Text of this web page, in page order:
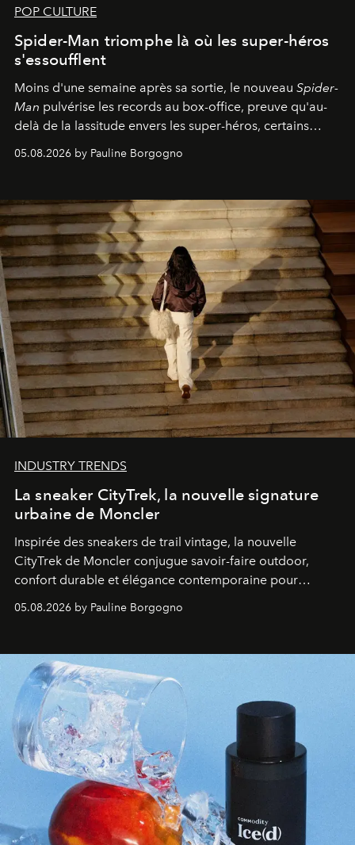
POP CULTURE
Spider-Man triomphe là où les super-héros
s'essoufflent
Moins d'une semaine après sa sortie, le nouveau Spider-
Man pulvérise les records au box-office, preuve qu'au-
delà de la lassitude envers les super-héros, certains
05.08.2026 by Pauline Borgogno
INDUSTRY TRENDS
La sneaker CityTrek, la nouvelle signature
urbaine de Moncler
Inspirée des sneakers de trail vintage, la nouvelle
CityTrek de Moncler conjugue savoir-faire outdoor,
confort durable et élégance contemporaine pour
05.08.2026 by Pauline Borgogno